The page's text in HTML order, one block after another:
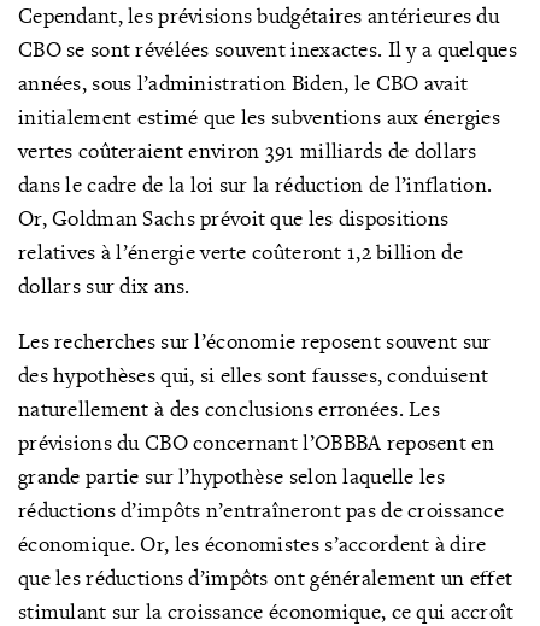
Cependant, les prévisions budgétaires antérieures du
CBO se sont révélées souvent inexactes. Il y a quelques
années, sous l’administration Biden, le CBO avait
initialement estimé que les subventions aux énergies
vertes coûteraient environ 391 milliards de dollars
dans le cadre de la loi sur la réduction de l’inflation.
Or, Goldman Sachs prévoit que les dispositions
relatives à l’énergie verte coûteront 1,2 billion de
dollars sur dix ans.
Les recherches sur l’économie reposent souvent sur
des hypothèses qui, si elles sont fausses, conduisent
naturellement à des conclusions erronées. Les
prévisions du CBO concernant l’OBBBA reposent en
grande partie sur l’hypothèse selon laquelle les
réductions d’impôts n’entraîneront pas de croissance
économique. Or, les économistes s’accordent à dire
que les réductions d’impôts ont généralement un effet
stimulant sur la croissance économique, ce qui accroît